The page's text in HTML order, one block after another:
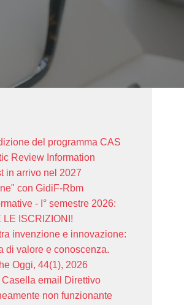
del programma CAS
Review Information
in arrivo nel 2027
con GidiF-Rbm
- I° semestre 2026:
LE ISCRIZIONI!
invenzione e innovazione:
di valore e conoscenza.
Oggi, 44(1), 2026
Casella email Direttivo
non funzionante